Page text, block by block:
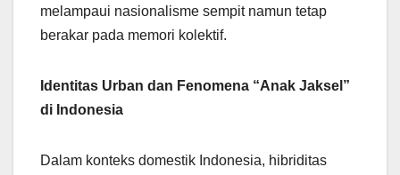
melampaui nasionalisme sempit namun tetap
berakar pada memori kolektif.
Identitas Urban dan Fenomena “Anak Jaksel”
di Indonesia
Dalam konteks domestik Indonesia, hibriditas